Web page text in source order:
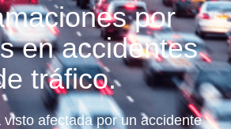
por
en accidentes
tráfico.
afectada por un accidente